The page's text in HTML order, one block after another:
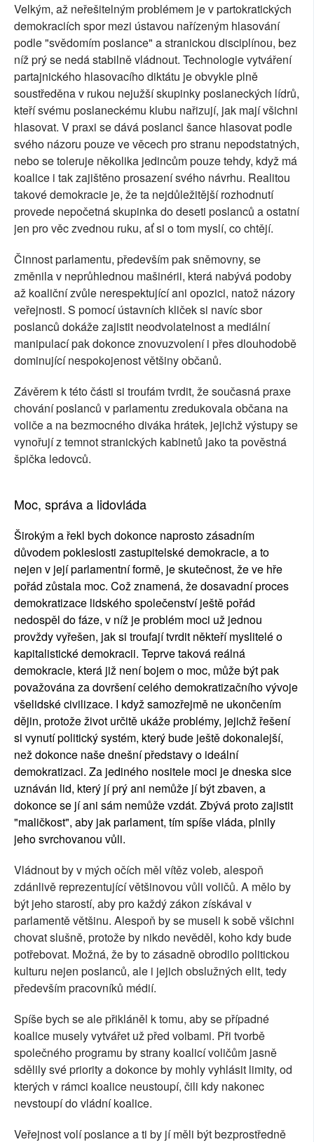
Velkým, až neřešitelným problémem je v partokratických
demokraciích spor mezi ústavou nařízeným hlasování
podle "svědomím poslance" a stranickou disciplínou, bez
níž prý se nedá stabilně vládnout. Technologie vytváření
partajnického hlasovacího diktátu je obvykle plně
soustředěna v rukou nejužší skupinky poslaneckých lídrů,
kteří svému poslaneckému klubu nařizují, jak mají všichni
hlasovat. V praxi se dává poslanci šance hlasovat podle
svého názoru pouze ve věcech pro stranu nepodstatných,
nebo se toleruje několika jedincům pouze tehdy, když má
koalice i tak zajištěno prosazení svého návrhu. Realitou
takové demokracie je, že ta nejdůležitější rozhodnutí
provede nepočetná skupinka do deseti poslanců a ostatní
jen pro věc zvednou ruku, ať si o tom myslí, co chtějí.
Činnost parlamentu, především pak sněmovny, se
změnila v neprůhlednou mašinérii, která nabývá podoby
až koaliční zvůle nerespektující ani opozici, natož názory
veřejnosti. S pomocí ústavních kliček si navíc sbor
poslanců dokáže zajistit neodvolatelnost a mediální
manipulací pak dokonce znovuzvolení i přes dlouhodobě
dominující nespokojenost většiny občanů.
Závěrem k této části si troufám tvrdit, že současná praxe
chování poslanců v parlamentu zredukovala občana na
voliče a na bezmocného diváka hrátek, jejichž výstupy se
vynořují z temnot stranických kabinetů jako ta pověstná
špička ledovců.
Moc, správa a lidovláda
Širokým a řekl bych dokonce naprosto zásadním
důvodem pokleslosti zastupitelské demokracie, a to
nejen v její parlamentní formě, je skutečnost, že ve hře
pořád zůstala moc. Což znamená, že dosavadní proces
demokratizace lidského společenství ještě pořád
nedospěl do fáze, v níž je problém moci už jednou
provždy vyřešen, jak si troufají tvrdit někteří myslitelé o
kapitalistické demokracii. Teprve taková reálná
demokracie, která již není bojem o moc, může být pak
považována za dovršení celého demokratizačního vývoje
všelidské civilizace. I když samozřejmě ne ukončením
dějin, protože život určitě ukáže problémy, jejichž řešení
si vynutí politický systém, který bude ještě dokonalejší,
než dokonce naše dnešní představy o ideální
demokratizaci. Za jediného nositele moci je dneska sice
uznáván lid, který jí prý ani nemůže jí být zbaven, a
dokonce se jí ani sám nemůže vzdát. Zbývá proto zajistit
"maličkost", aby jak parlament, tím spíše vláda, plnily
jeho svrchovanou vůli.
Vládnout by v mých očích měl vítěz voleb, alespoň
zdánlivě reprezentující většinovou vůli voličů. A mělo by
být jeho starostí, aby pro každý zákon získával v
parlamentě většinu. Alespoň by se museli k sobě všichni
chovat slušně, protože by nikdo nevěděl, koho kdy bude
potřebovat. Možná, že by to zásadně obrodilo politickou
kulturu nejen poslanců, ale i jejich obslužných elit, tedy
především pracovníků médií.
Spíše bych se ale přikláněl k tomu, aby se případné
koalice musely vytvářet už před volbami. Při tvorbě
společného programu by strany koalicí voličům jasně
sdělily své priority a dokonce by mohly vyhlásit limity, od
kterých v rámci koalice neustoupí, čili kdy nakonec
nevstoupí do vládní koalice.
Veřejnost volí poslance a ti by jí měli být bezprostředně